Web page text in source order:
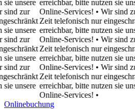
zur
zur
zur
erreichbar, bitte nutzen sie unsere
Online-Services! • Wir sind zur
Zeit telefonisch nur eingeschränkt
erreichbar, bitte nutzen sie unsere
Online-Services! • Wir sind zur
Zeit telefonisch nur eingeschränkt
erreichbar, bitte nutzen sie unsere
Online-Services! • Wir sind zur
Zeit telefonisch nur eingeschränkt
erreichbar, bitte nutzen sie unsere
Online-Services!•
Onlinebuchung